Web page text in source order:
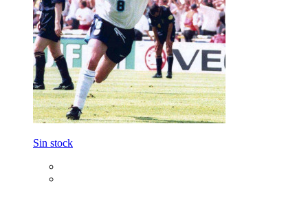
Sin stock